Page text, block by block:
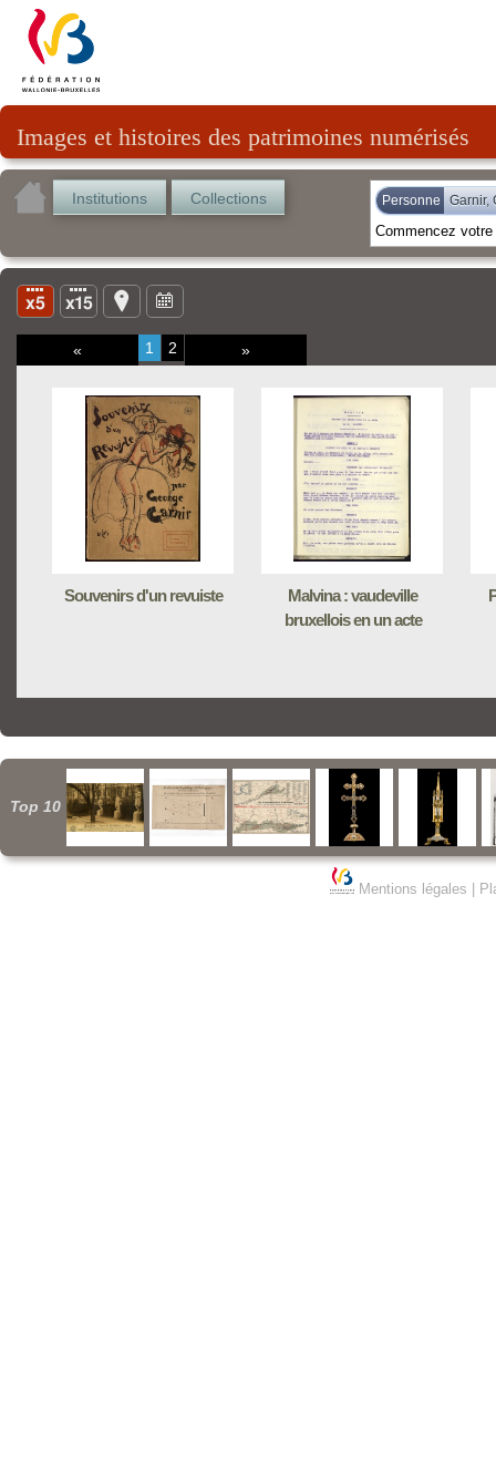
Images et histoires des patrimoines numérisés
Institutions Collections Personne Garnir,
« 1 2 »
Souvenirs d'un revuiste
Malvina : vaudeville
bruxellois en un acte
Top 10
Mentions légales